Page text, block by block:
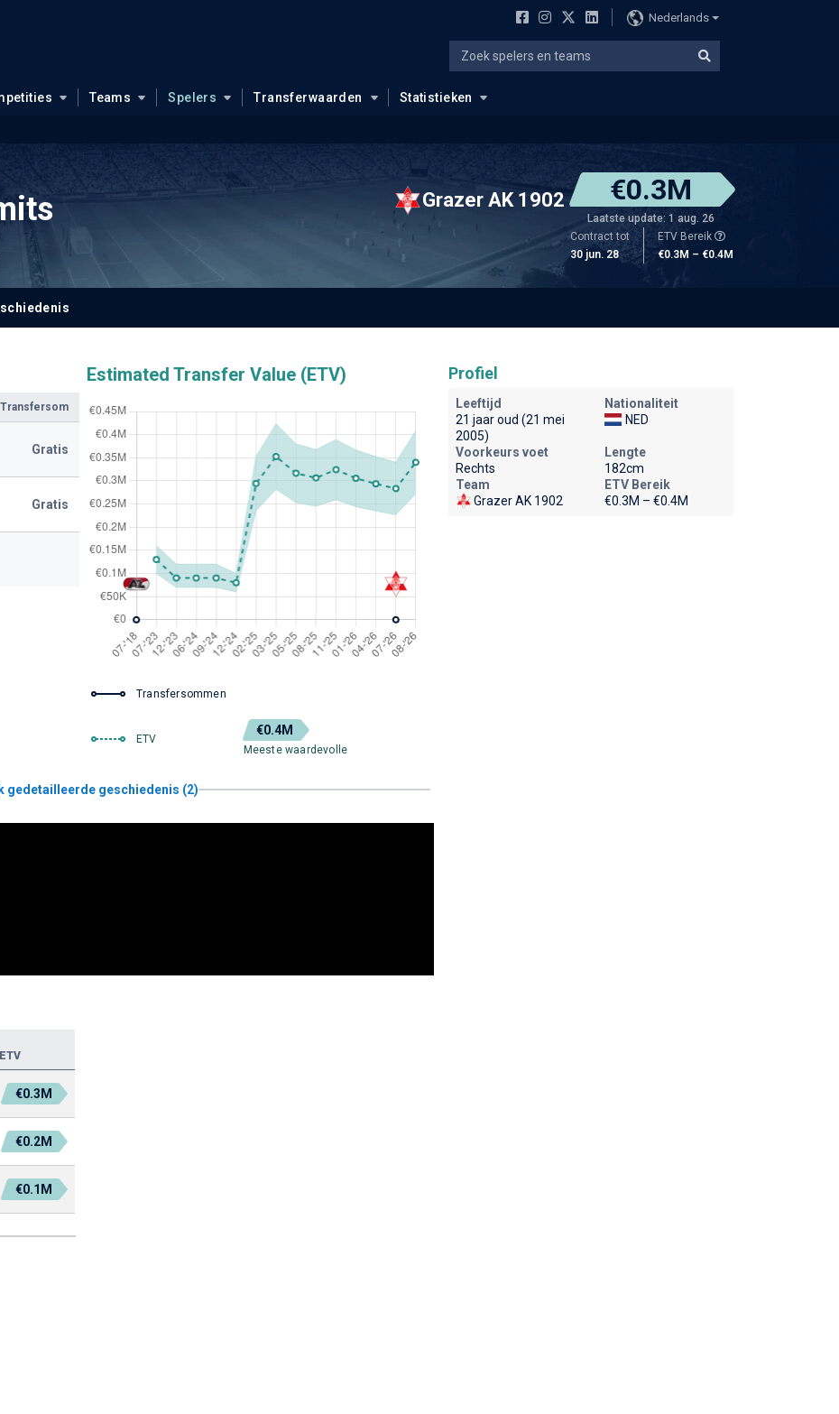
Nederlands
Teams Spelers Transferwaarden Statistieken
Grazer AK 1902 €0.3M
Laatste update: 1 aug. 26
Contract tot
30 jun. 28
ETV Bereik
€0.3M – €0.4M
Transfersom
Gratis
Gratis
Estimated Transfer Value (ETV)
Transfersommen
ETV
€0.4M
Meeste waardevolle
gedetailleerde geschiedenis (2)
ETV
€0.3M
€0.2M
€0.1M
Profiel
Leeftijd
21 jaar oud (21 mei
2005)
Nationaliteit
NED
Voorkeurs voet
Rechts
Lengte
182cm
Team
Grazer AK 1902
ETV Bereik
€0.3M – €0.4M